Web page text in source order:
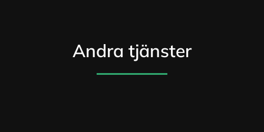
Andra tjänster